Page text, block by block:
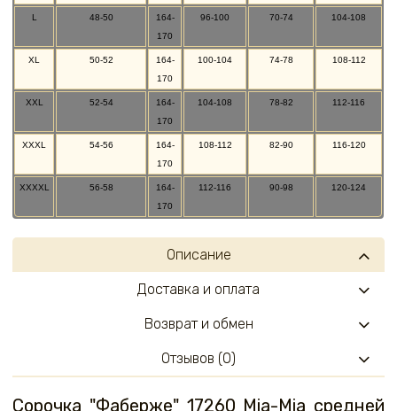
L 48-50
164-
170
96-100 70-74 104-108
XL 50-52
164-
170
100-104 74-78 108-112
XXL 52-54
164-
170
104-108 78-82 112-116
XXXL 54-56
164-
170
108-112 82-90 116-120
XXXXL 56-58
164-
170
112-116 90-98 120-124
Описание
Сорочка "Фаберже" 17260 Mia-Mia средней
Доставка и оплата
Возврат и обмен
Отзывов (0)